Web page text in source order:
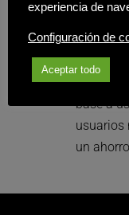
OVD
bajo que
base a
usuarios
un
experiencia de
Configuración de
Aceptar todo